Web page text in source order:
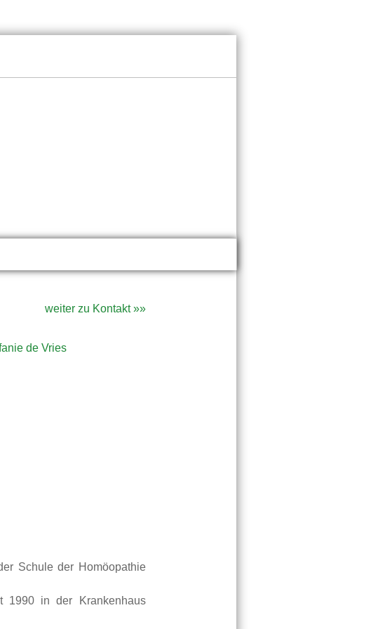
weiter zu Kontakt »»
Schule der Homöopathie
1990 in der Krankenhaus